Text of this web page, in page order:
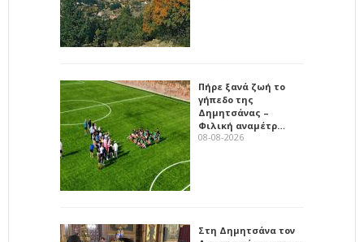
Πήρε ξανά ζωή το
γήπεδο της
Δημητσάνας –
Φιλική αναμέτρ…
08-08-2026
Στη Δημητσάνα τον